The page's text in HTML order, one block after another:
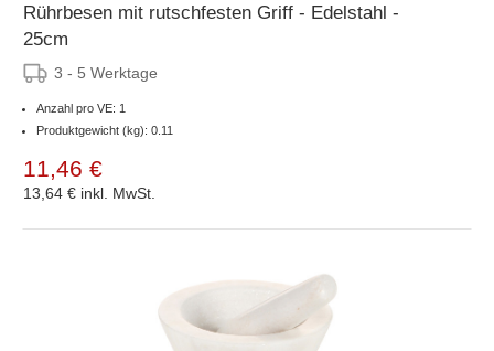
Rührbesen mit rutschfesten Griff - Edelstahl -
25cm
3 - 5 Werktage
Anzahl pro VE: 1
Produktgewicht (kg): 0.11
11,46 €
13,64 € inkl. MwSt.